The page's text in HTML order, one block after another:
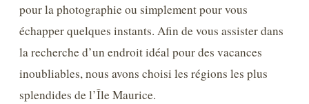
pour la photographie ou simplement pour vous
échapper quelques instants. Afin de vous assister dans
la recherche d’un endroit idéal pour des vacances
inoubliables, nous avons choisi les régions les plus
splendides de l’Île Maurice.